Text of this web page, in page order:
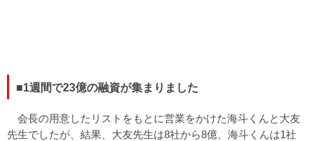
■1週間で23億の融資が集まりました
会長の用意したリストをもとに営業をかけた海斗くんと大友
先生でしたが、結果、大友先生は8社から8億、海斗くんは1社